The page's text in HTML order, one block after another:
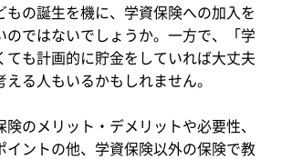
もの誕生を機に、学資保険への加入を
のではないでしょうか。一方で、「学
ても計画的に貯金をしていれば大丈夫
る人もいるかもしれません。
険のメリット・デメリットや必要性、
イントの他、学資保険以外の保険で教